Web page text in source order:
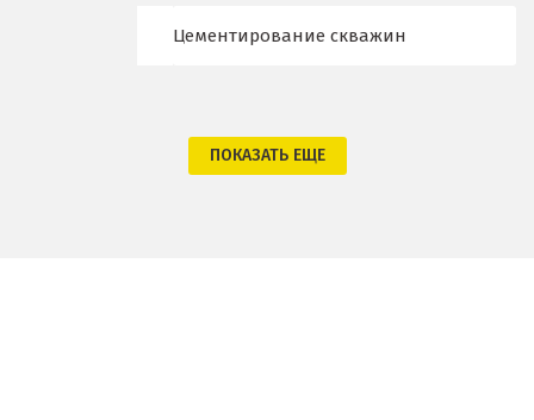
Цементирование скважин
ПОКАЗАТЬ ЕЩЕ